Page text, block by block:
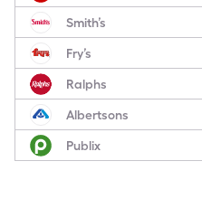
Smith’s
Fry’s
Ralphs
Albertsons
Publix